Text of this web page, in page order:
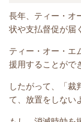
長年、 ティー・オ
状や支払督促が届
ティー・オー・エ
援用することがで
したがって、「裁
て、放置をしない